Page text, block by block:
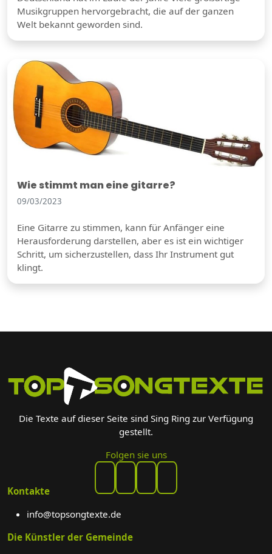
Musikgruppen hervorgebracht, die auf der ganzen
Welt bekannt geworden sind.
Wie stimmt man eine gitarre?
09/03/2023
Eine Gitarre zu stimmen, kann für Anfänger eine
Herausforderung darstellen, aber es ist ein wichtiger
Schritt, um sicherzustellen, dass Ihr Instrument gut
klingt.
Die Texte auf dieser Seite sind Sing Ring zur Verfügung
gestellt.
Folgen sie uns
Kontakte
info@topsongtexte.de
Die Künstler der Gemeinde